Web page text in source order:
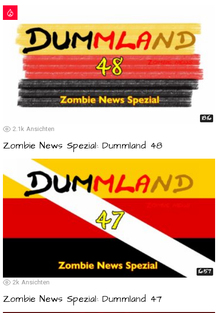
18:16
2.1k Ansichten
Zombie News Spezial: Dummland 48
16:57
2k Ansichten
Zombie News Spezial: Dummland 47